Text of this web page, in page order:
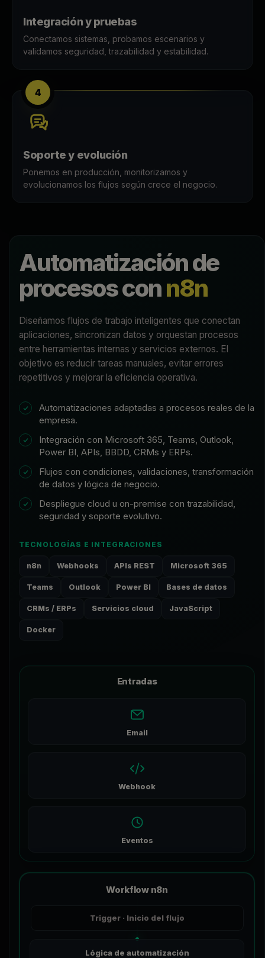
Integración y pruebas
Conectamos sistemas, probamos escenarios y
validamos seguridad, trazabilidad y estabilidad.
4
Soporte y evolución
Ponemos en producción, monitorizamos y
evolucionamos los flujos según crece el negocio.
Automatización de
procesos conn8n
Diseñamos flujos de trabajo inteligentes que conectan
aplicaciones, sincronizan datos y orquestan procesos
entre herramientas internas y servicios externos. El
objetivo es reducir tareas manuales, evitar errores
repetitivos y mejorar la eficiencia operativa.
Automatizaciones adaptadas a procesos reales de la
empresa.
Integración con Microsoft 365, Teams, Outlook,
Power BI, APIs, BBDD, CRMs y ERPs.
Flujos con condiciones, validaciones, transformación
de datos y lógica de negocio.
Despliegue cloud u on-premise con trazabilidad,
seguridad y soporte evolutivo.
TECNOLOGÍAS E INTEGRACIONES
n8n Webhooks APIs REST Microsoft 365
Teams Outlook Power BI Bases de datos
CRMs / ERPs Servicios cloud JavaScript
Docker
Entradas
Email
Webhook
Eventos
Workflow n8n
Trigger · Inicio del flujo
Lógica de automatización